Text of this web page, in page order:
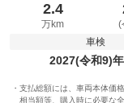
2.4
万km (
車検
2027(令和9)年
支払総額には、車両本体価
相当額等、購入時に必要な